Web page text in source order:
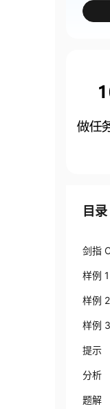
目录
剑指
列｜
样例 1
样例 2
样例 3
提示
分析
题解